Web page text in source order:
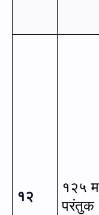
१२
१२५
परंतुक